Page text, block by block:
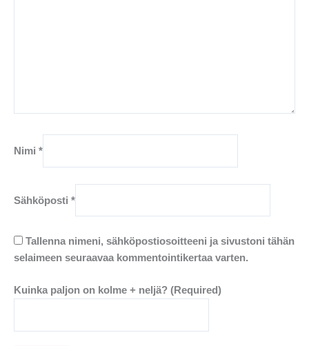
Nimi *
Sähköposti *
Tallenna nimeni, sähköpostiosoitteeni ja sivustoni tähän
selaimeen seuraavaa kommentointikertaa varten.
Kuinka paljon on kolme + neljä? (Required)